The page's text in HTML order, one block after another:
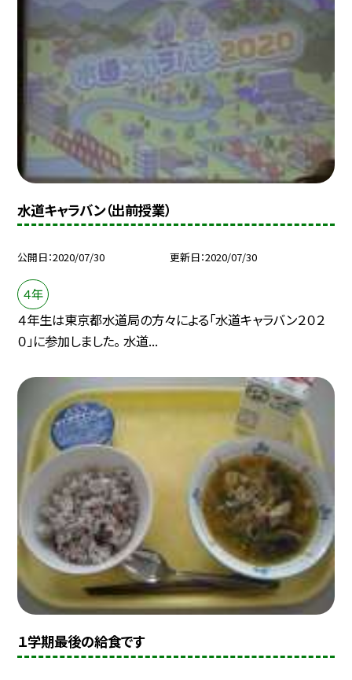
水道キャラバン（出前授業）
公開日 2020/07/30 更新日 2020/07/30
４年
４年生は東京都水道局の方々による「水道キャラバン２０２
０」に参加しました。 水道...
１学期最後の給食です